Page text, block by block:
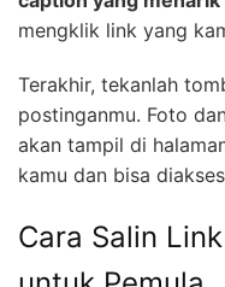
mengklik link yang
Terakhir, tekanlah
postinganmu. Foto
akan tampil di
kamu dan bisa
Cara Salin